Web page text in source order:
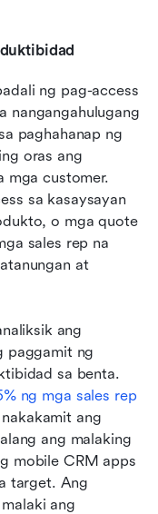
ng pag-access
nangangahulugang
paghahanap ng
oras ang
mga customer.
sa kasaysayan
o mga quote
sales rep na
at
ang
paggamit ng
sa benta.
ng mga sales rep
ang
ang malaking
mobile CRM apps
target. Ang
ang